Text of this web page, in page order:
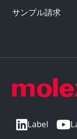
Label
サンプル請求